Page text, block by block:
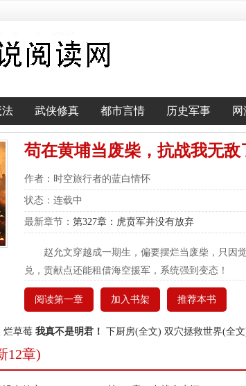
法 武侠修真 都市言情 历史军事
苟在黄埔当废柴，抗战我无敌
作者：时空旅行者的蓝白情怀
状态：连载中
最新章节： 第327章：虎贲军并没有放弃
赵允文穿越成一期生，偏要摆烂当废柴，只因
兑，贡献点还能租借海空援军，系统强到变态！
阅读第一章 加入书架 推荐本书
烂草莓 我真不是明君！ 下厨房(全文) 双穴拯救世界(全
12章)